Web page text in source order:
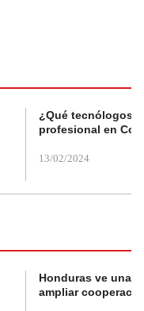
¿Qué tecnólogos
profesional en
13/02/2024
Honduras ve una
ampliar